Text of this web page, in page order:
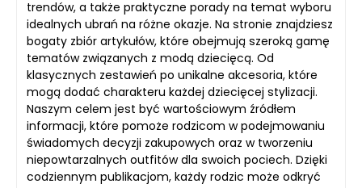
trendów, a także praktyczne porady na temat wyboru
idealnych ubrań na różne okazje. Na stronie znajdziesz
bogaty zbiór artykułów, które obejmują szeroką gamę
tematów związanych z modą dziecięcą. Od
klasycznych zestawień po unikalne akcesoria, które
mogą dodać charakteru każdej dziecięcej stylizacji.
Naszym celem jest być wartościowym źródłem
informacji, które pomoże rodzicom w podejmowaniu
świadomych decyzji zakupowych oraz w tworzeniu
niepowtarzalnych outfitów dla swoich pociech. Dzięki
codziennym publikacjom, każdy rodzic może odkryć